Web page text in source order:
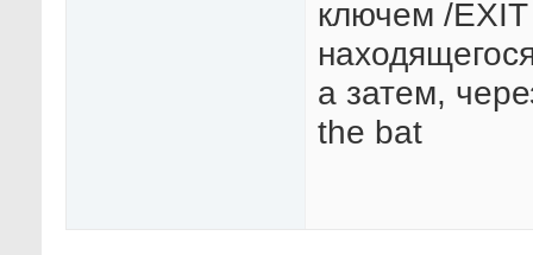
ключем /
а затем,
the bat